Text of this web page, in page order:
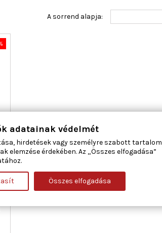
A sorrend alapja:
adatainak védelmét
hirdetések vagy személyre szabott tartalom
érdekében. Az „Összes elfogadása”
Összes elfogadása